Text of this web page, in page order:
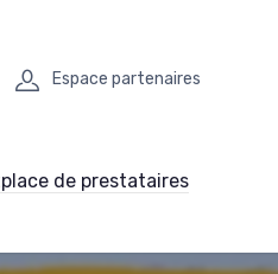
Espace partenaires
de prestataires